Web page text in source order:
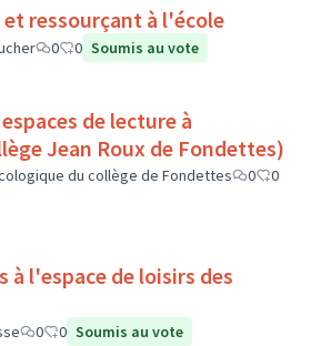
et ressourçant à l'école
0 0 Soumis au vote
de lecture à
(Collège Jean Roux de Fondettes)
du collège de Fondettes 0
0
à l'espace de loisirs des
0 0 Soumis au vote